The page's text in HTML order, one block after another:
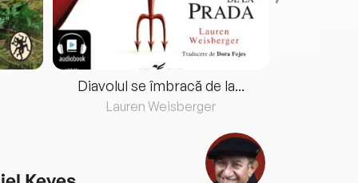
Diavolul se îmbracă de la...
Lauren Weisberger